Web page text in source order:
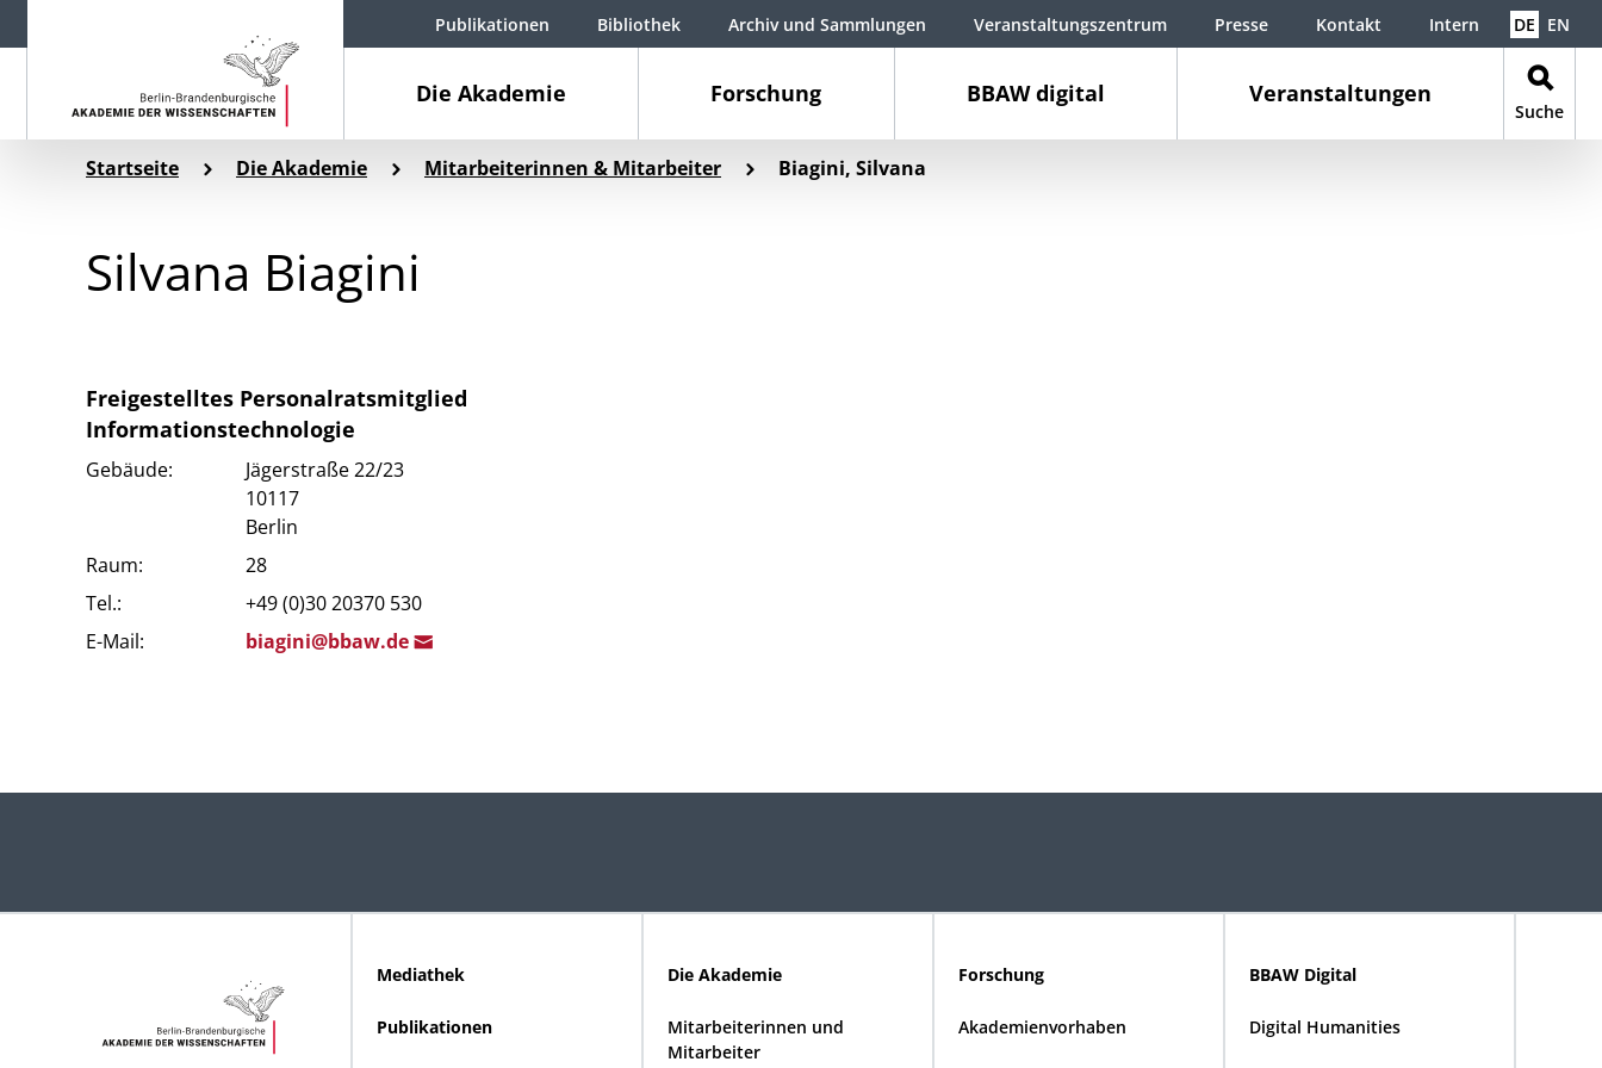
Die Akademie Forschung BBAW digital Veranstaltungen
Suche
Publikationen Bibliothek Archiv und Sammlungen Veranstaltungszentrum Presse Kontakt Intern DE EN
Startseite Die Akademie Mitarbeiterinnen & Mitarbeiter Biagini, Silvana
Silvana Biagini
Freigestelltes Personalratsmitglied
Informationstechnologie
Gebäude:
Jägerstraße 22/23
10117
Berlin
Raum:
28
Tel.:
+49 (0)30 20370 530
E-Mail:
biagini@bbaw.de
Mediathek
Publikationen
Die Akademie
Mitarbeiterinnen und
Mitarbeiter
Forschung
Akademienvorhaben
BBAW Digital
Digital Humanities